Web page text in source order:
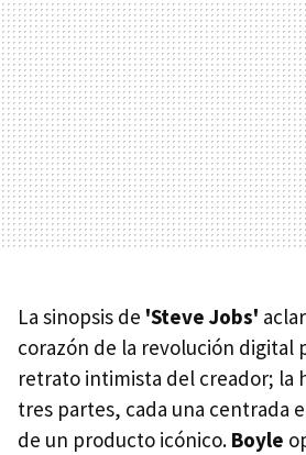
La sinopsis de 'Steve Jobs'
corazón de la revolución digital
retrato intimista del creador; la
tres partes, cada una centrada
de un producto icónico. Boyle